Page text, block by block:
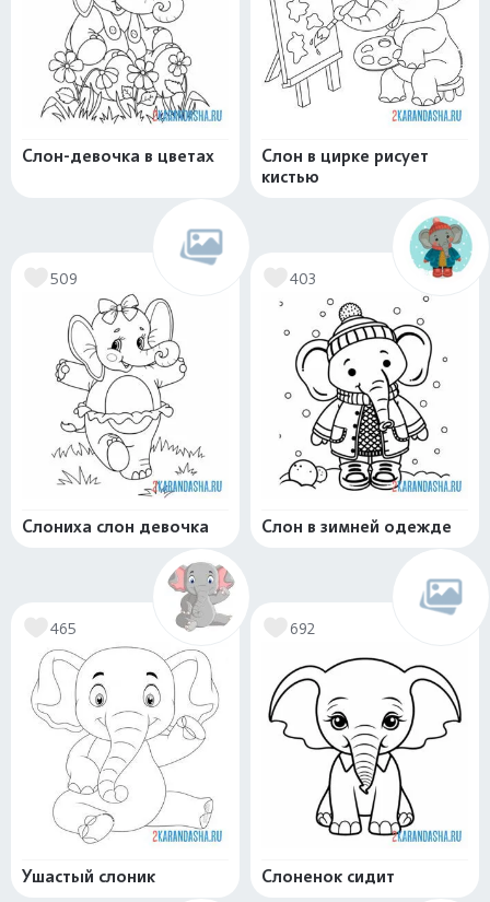
Слон-девочка в цветах
Слон в цирке рисует
кистью
509
Слониха слон девочка
403
Слон в зимней одежде
465
Ушастый слоник
692
Слоненок сидит